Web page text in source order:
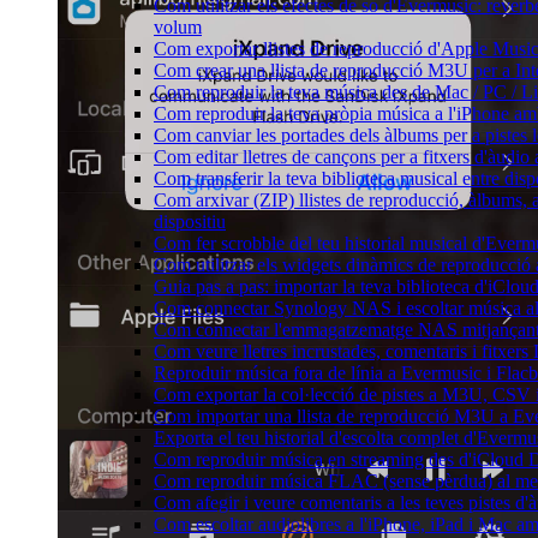
Com utilitzar els efectes de so d'Evermusic:
volum
Com exportar llistes de reproducció d'Apple
Com crear una llista de reproducció M3U per a
Com reproduir la teva música des de Mac / PC
Com reproduir la teva pròpia música a l'iPhone
Com canviar les portades dels àlbums per a
Com editar lletres de cançons per a fitxers
Com transferir la teva biblioteca musical entre
Com arxivar (ZIP) llistes de reproducció, àlbums,
dispositiu
Com fer scrobble del teu historial musical
Com utilitzar els widgets dinàmics de
Guia pas a pas: importar la teva biblioteca
Com connectar Synology NAS i escoltar música
Com connectar l'emmagatzematge NAS
Com veure lletres incrustades, comentaris i
Reproduir música fora de línia a Evermusic i
Com exportar la col·lecció de pistes a M3U,
Com importar una llista de reproducció M3U a
Exporta el teu historial d'escolta complet
Com reproduir música en streaming des d'iCloud
Com reproduir música FLAC (sense pèrdua) al
Com afegir i veure comentaris a les teves pistes
Com escoltar audiolibres a l'iPhone, iPad i Mac